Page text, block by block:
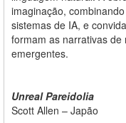
imaginação,
sistemas de IA, e
formam as narrativas
emergentes.
Unreal Pareidolia
Scott Allen – Japão